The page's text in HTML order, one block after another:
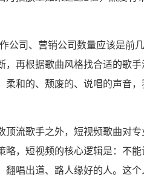
公司、营销公司数量应该是前
，再根据歌曲风格找合适的歌
柔和的、颓废的、说唱的声音
顶流歌手之外，短视频歌曲对
略，短视频的核心逻辑是：不
翻唱出道、路人缘好的人。这